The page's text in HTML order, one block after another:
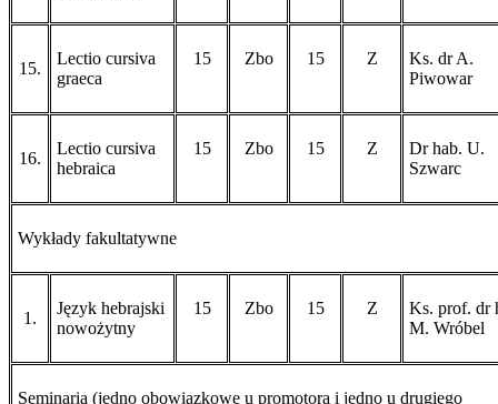
15.
Lectio cursiva
graeca
15 Zbo 15 Z
Ks. dr A.
Piwowar
16.
Lectio cursiva
hebraica
15 Zbo 15 Z
Dr hab. U.
Szwarc
Wykłady fakultatywne
1.
Język hebrajski
nowożytny
15 Zbo 15 Z
Ks. prof. dr
M. Wróbel
Seminaria (jedno obowiązkowe u promotora i jedno u drugiego